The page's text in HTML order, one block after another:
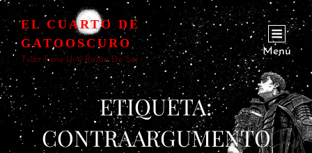
EL CUARTO DE
GATOOSCURO
Todo Tiene Una Razón De Ser
Menú
ETIQUETA:
CONTRAARGUMENTO